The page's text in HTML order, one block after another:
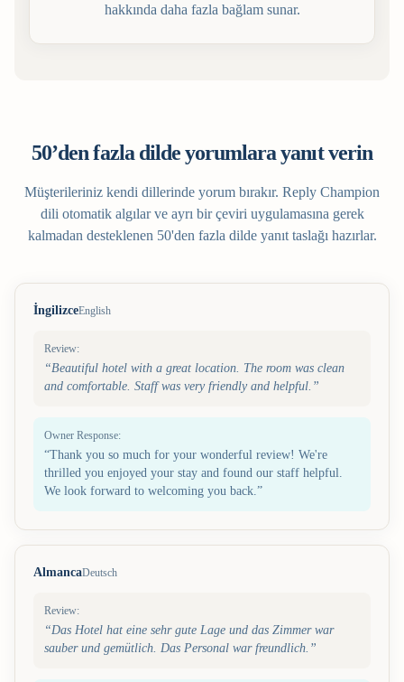
hakkında daha fazla bağlam sunar.
50’den fazla dilde yorumlara yanıt verin
Müşterileriniz kendi dillerinde yorum bırakır. Reply Champion
dili otomatik algılar ve ayrı bir çeviri uygulamasına gerek
kalmadan desteklenen 50'den fazla dilde yanıt taslağı hazırlar.
İngilizceEnglish
Review:
“Beautiful hotel with a great location. The room was clean
and comfortable. Staff was very friendly and helpful. ”
Owner Response:
“Thank you so much for your wonderful review! We're
thrilled you enjoyed your stay and found our staff helpful.
We look forward to welcoming you back.”
AlmancaDeutsch
Review:
“Das Hotel hat eine sehr gute Lage und das Zimmer war
sauber und gemütlich. Das Personal war freundlich. ”